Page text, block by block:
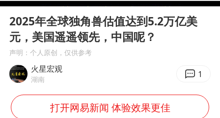
黄金牛市回来了吗
杭州全市有序停课
36岁男演员成景区NPC后人气爆棚
全民健身事业高质量发展
台当局重金为“台独”织“皇帝新衣”
Play
2025年全球独角兽估值达到5.2万亿美
元，美国遥遥领先，中国呢？
声明：个人原创，仅供参考
火星宏观
湖南 1
打开网易新闻 体验效果更佳